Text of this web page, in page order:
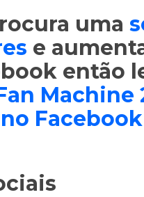
uma
e
então
Machine